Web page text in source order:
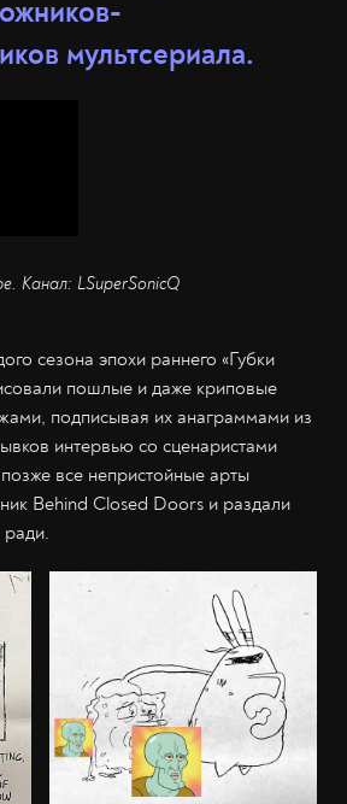
мультсериала.
Канал: LSuperSonicQ
сезона эпохи раннего «Губки
пошлые и даже криповые
подписывая их анаграммами из
интервью со сценаристами
все непристойные арты
Behind Closed Doors и раздали
ради.